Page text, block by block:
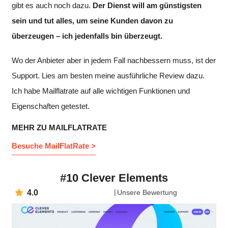
gibt es auch noch dazu. Der Dienst will am günstigsten
sein und tut alles, um seine Kunden davon zu
überzeugen – ich jedenfalls bin überzeugt.
Wo der Anbieter aber in jedem Fall nachbessern muss, ist der
Support. Lies am besten meine ausführliche Review dazu.
Ich habe Mailflatrate auf alle wichtigen Funktionen und
Eigenschaften getestet.
MEHR ZU MAILFLATRATE
Besuche MailFlatRate >
#10 Clever Elements
4.0 Unsere Bewertung